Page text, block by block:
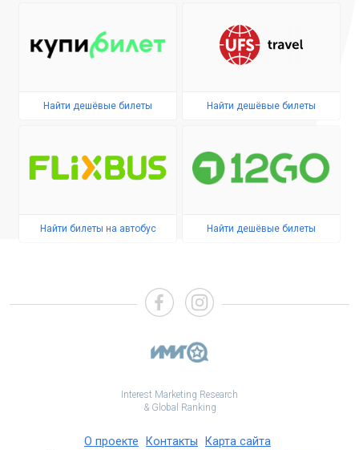
Найти дешёвые билеты Найти дешёвые билеты
Найти билеты на автобус Найти дешёвые билеты
Interest Marketing Research
& Global Ranking
О проекте Контакты Карта сайта